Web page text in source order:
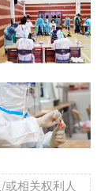
相关权利人